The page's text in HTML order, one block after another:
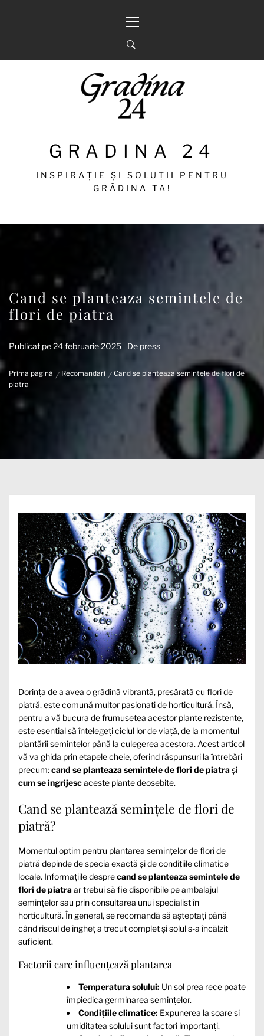
principal
GRADINA 24
INSPIRAȚIE ȘI SOLUȚII PENTRU
GRĂDINA TA!
Cand se planteaza semintele de
flori de piatra
Publicat pe24 februarie 2025 De press
Prima pagină Recomandari
Cand se planteaza semintele de flori de
piatra
Dorința de a avea o grădină vibrantă, presărată cu flori de
piatră, este comună multor pasionați de horticultură. Însă,
pentru a vă bucura de frumusețea acestor plante rezistente,
este esențial să înțelegeți ciclul lor de viață, de la momentul
plantării semințelor până la culegerea acestora. Acest articol
vă va ghida prin etapele cheie, oferind răspunsuri la întrebări
precum:cand se planteaza semintele de flori de piatrași
cum se ingrijescaceste plante deosebite.
Cand se plantează semințele de flori de
piatră?
Momentul optim pentru plantarea semințelor de flori de
piatră depinde de specia exactă și de condițiile climatice
locale. Informațiile desprecand se planteaza semintele de
flori de piatraar trebui să fie disponibile pe ambalajul
semințelor sau prin consultarea unui specialist în
horticultură. În general, se recomandă să așteptați până
când riscul de îngheț a trecut complet și solul s-a încălzit
suficient.
Factorii care influențează plantarea
Temperatura solului: Un sol prea rece poate
împiedica germinarea semințelor.
Condițiile climatice: Expunerea la soare și
umiditatea solului sunt factori importanți.